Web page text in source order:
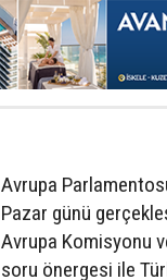
Avrupa
Pazar günü
Αvrupa Komisyonu
soru önergesi ile